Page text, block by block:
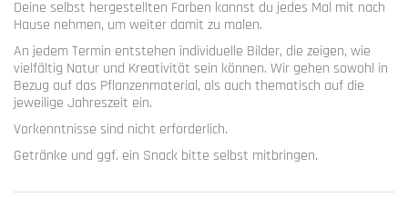
Deine selbst hergestellten Farben kannst du jedes Mal mit nach
Hause nehmen, um weiter damit zu malen.
An jedem Termin entstehen individuelle Bilder, die zeigen, wie
vielfältig Natur und Kreativität sein können. Wir gehen sowohl in
Bezug auf das Pflanzenmaterial, als auch thematisch auf die
jeweilige Jahreszeit ein.
Vorkenntnisse sind nicht erforderlich.
Getränke und ggf. ein Snack bitte selbst mitbringen.